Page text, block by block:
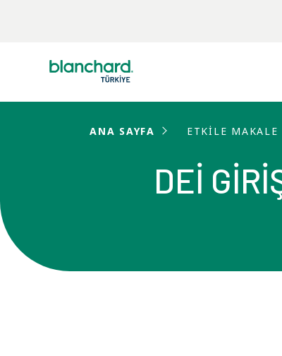
ANA SAYFA ETKİLE MAKALE
DEİ